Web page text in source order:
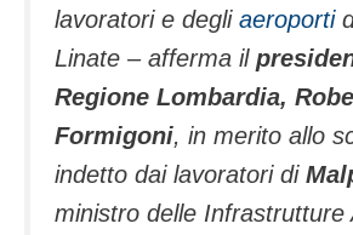
lavoratori e degli aeroporti
Linate – afferma il
Regione Lombardia,
Formigoni, in merito allo
indetto dai lavoratori di
ministro delle Infrastrutture